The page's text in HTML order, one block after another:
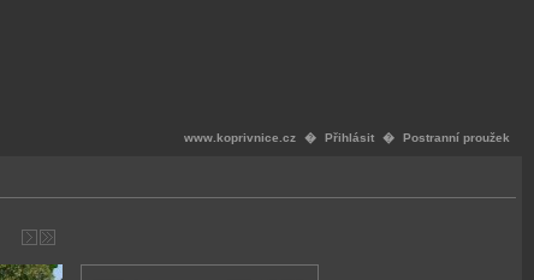
www.koprivnice.cz � Přihlásit � Postranní proužek